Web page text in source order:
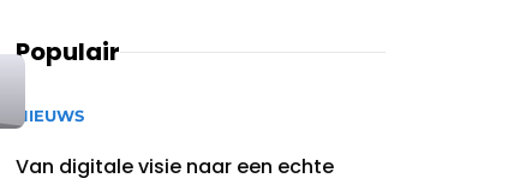
Populair
NIEUWS
Van digitale visie naar een echte